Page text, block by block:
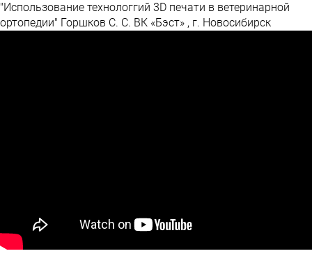
"Использование технологгий 3D печати в ветеринарной
ортопедии" Горшков С. С. ВК «Бэст» , г. Новосибирск